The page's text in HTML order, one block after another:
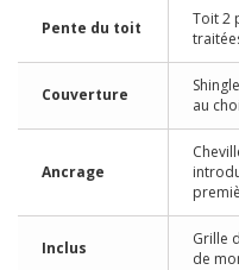
Pente du toit
Toit 2
Couverture
au
Ancrage
Inclus
Grille
de